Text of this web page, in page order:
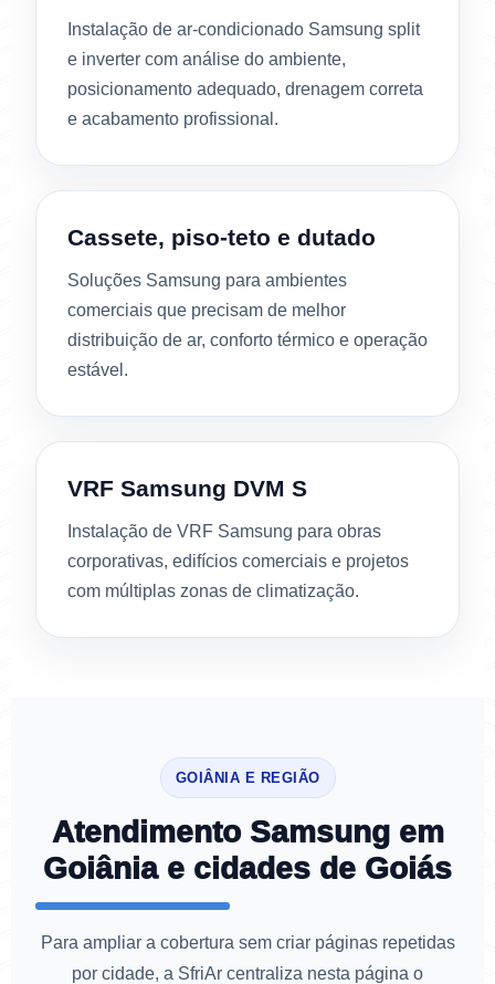
Instalação de ar-condicionado Samsung split
e inverter com análise do ambiente,
posicionamento adequado, drenagem correta
e acabamento profissional.
Cassete, piso-teto e dutado
Soluções Samsung para ambientes
comerciais que precisam de melhor
distribuição de ar, conforto térmico e operação
estável.
VRF Samsung DVM S
Instalação de VRF Samsung para obras
corporativas, edifícios comerciais e projetos
com múltiplas zonas de climatização.
GOIÂNIA E REGIÃO
Atendimento Samsung em
Goiânia e cidades de Goiás
Para ampliar a cobertura sem criar páginas repetidas
por cidade, a SfriAr centraliza nesta página o